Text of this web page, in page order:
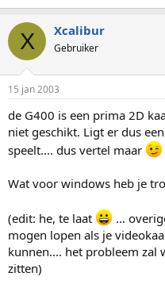
X Xcalibur
Gebruiker
15 jan 2003
de G400 is een prima 2D
niet geschikt. Ligt er dus
speelt.... dus vertel maar
Wat voor windows heb je
(edit: he, te laat
...
mogen lopen als je
kunnen.... het probleem zal
zitten)